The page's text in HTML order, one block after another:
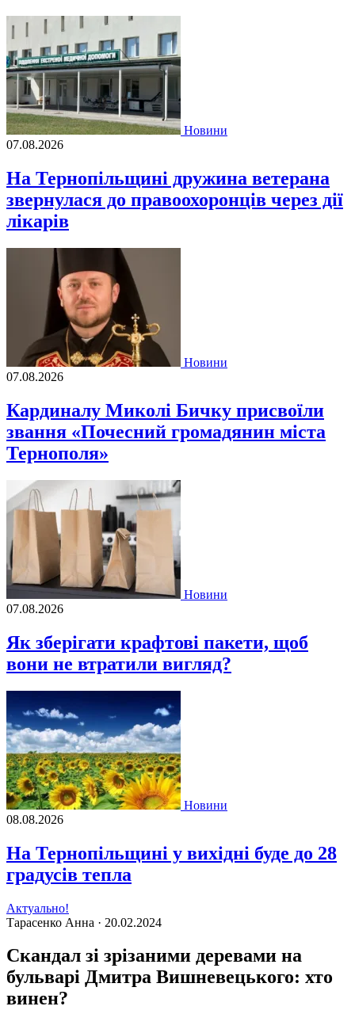
Новини
07.08.2026
На Тернопільщині дружина ветерана
звернулася до правоохоронців через дії
лікарів
Новини
07.08.2026
Кардиналу Миколі Бичку присвоїли
звання «Почесний громадянин міста
Тернополя»
Новини
07.08.2026
Як зберігати крафтові пакети, щоб
вони не втратили вигляд?
Новини
08.08.2026
На Тернопільщині у вихідні буде до 28
градусів тепла
Актуально!
Тарасенко Анна · 20.02.2024
Скандал зі зрізаними деревами на
бульварі Дмитра Вишневецького: хто
винен?